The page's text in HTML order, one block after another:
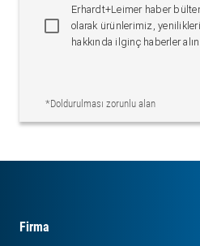
Erhardt+Leimer haber
olarak ürünlerimiz,
hakkında ilginç haberler alın.
*Doldurulması zorunlu alan
Firma